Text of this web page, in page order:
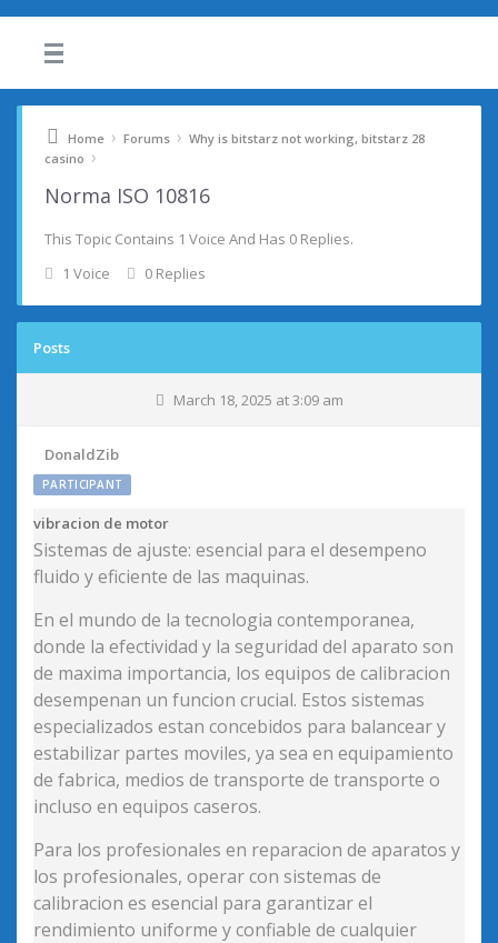
Home › Forums › Why is bitstarz not working, bitstarz 28
casino ›
Norma ISO 10816
This Topic Contains 1 Voice And Has 0 Replies.
1 Voice
0 Replies
Posts
March 18, 2025 at 3:09 am
DonaldZib
PARTICIPANT
vibracion de motor
Sistemas de ajuste: esencial para el desempeno
fluido y eficiente de las maquinas.
En el mundo de la tecnologia contemporanea,
donde la efectividad y la seguridad del aparato son
de maxima importancia, los equipos de calibracion
desempenan un funcion crucial. Estos sistemas
especializados estan concebidos para balancear y
estabilizar partes moviles, ya sea en equipamiento
de fabrica, medios de transporte de transporte o
incluso en equipos caseros.
Para los profesionales en reparacion de aparatos y
los profesionales, operar con sistemas de
calibracion es esencial para garantizar el
rendimiento uniforme y confiable de cualquier